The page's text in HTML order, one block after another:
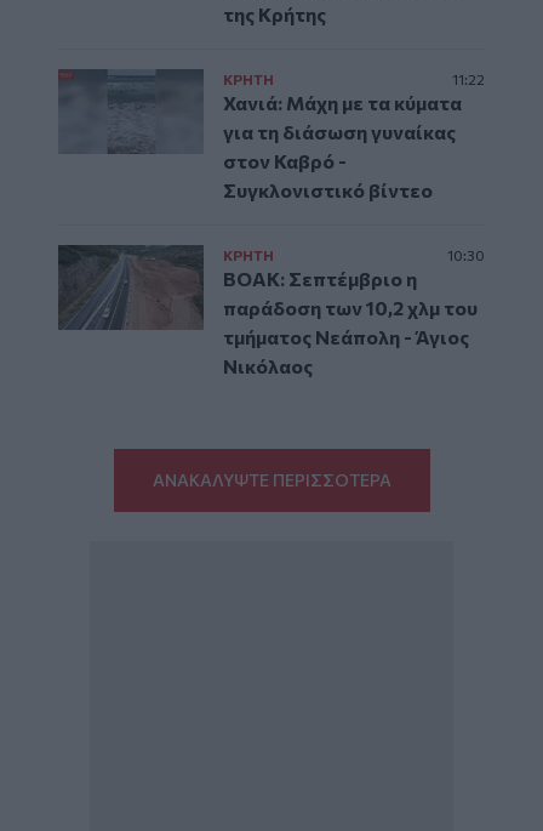
της Κρήτης
ΚΡΗΤΗ 11:22
Χανιά: Μάχη με τα κύματα
για τη διάσωση γυναίκας
στον Καβρό -
Συγκλονιστικό βίντεο
ΚΡΗΤΗ 10:30
ΒΟΑΚ: Σεπτέμβριο η
παράδοση των 10,2 χλμ του
τμήματος Νεάπολη - Άγιος
Νικόλαος
ΑΝΑΚΑΛΥΨΤΕ ΠΕΡΙΣΣΟΤΕΡΑ